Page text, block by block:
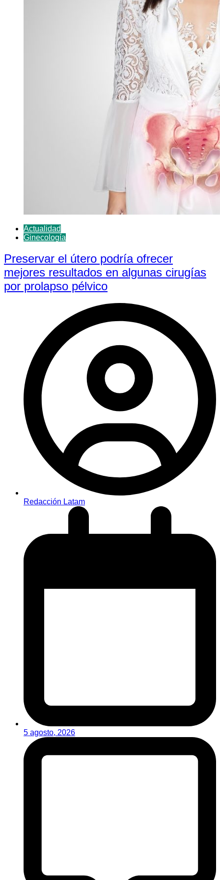
Actualidad
Ginecología
Preservar el útero podría ofrecer
mejores resultados en algunas cirugías
por prolapso pélvico
Redacción Latam
5 agosto, 2026